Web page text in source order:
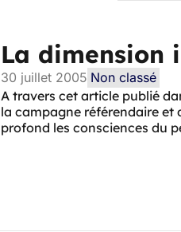
La dimension
30 juillet 2005 Non classé
A travers cet article publié
la campagne référendaire et
profond les consciences du